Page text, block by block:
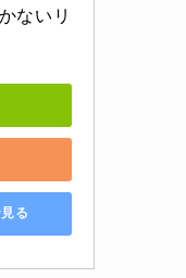
ないリ
る